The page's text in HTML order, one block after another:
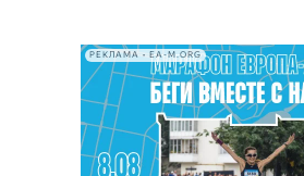
РЕКЛАМА • EA-M.ORG